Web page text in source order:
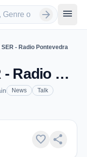
arrow_forward menu
SER - Radio Pontevedra
Cadena SER - Radio Pontevedra - AM 1116 - Pontevedra
News Talk
favorite share